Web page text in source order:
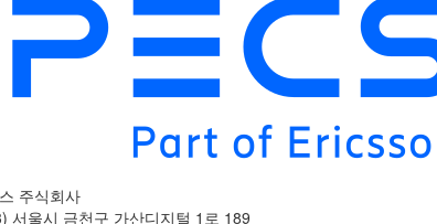
주식회사
서울시 금천구 가산디지털 1로 189